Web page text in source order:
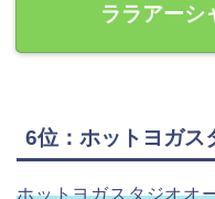
ララアーシ
6位：ホットヨガス
ホットヨガスタジオオ